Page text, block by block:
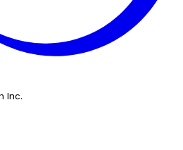
Inc.